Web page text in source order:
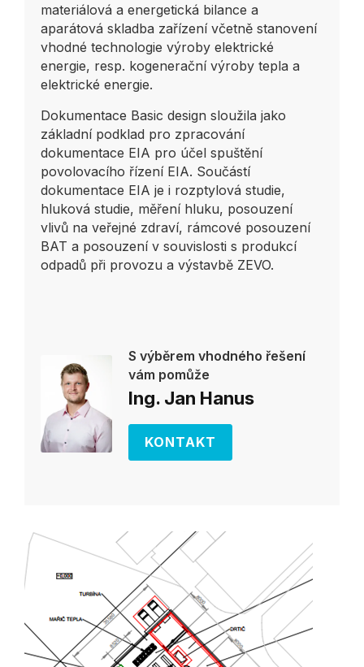
materiálová a energetická bilance a
aparátová skladba zařízení včetně stanovení
vhodné technologie výroby elektrické
energie, resp. kogenerační výroby tepla a
elektrické energie.
Dokumentace Basic design sloužila jako
základní podklad pro zpracování
dokumentace EIA pro účel spuštění
povolovacího řízení EIA. Součástí
dokumentace EIA je i rozptylová studie,
hluková studie, měření hluku, posouzení
vlivů na veřejné zdraví, rámcové posouzení
BAT a posouzení v souvislosti s produkcí
odpadů při provozu a výstavbě ZEVO.
S výběrem vhodného řešení
vám pomůže
Ing. Jan Hanus
KONTAKT